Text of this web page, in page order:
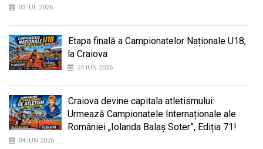
03 IUL 2026
Etapa finală a Campionatelor Naționale U18,
la Craiova
24 IUN 2026
Craiova devine capitala atletismului:
Urmează Campionatele Internaționale ale
României „Iolanda Balaș Soter”, Ediția 71!
04 IUN 2026